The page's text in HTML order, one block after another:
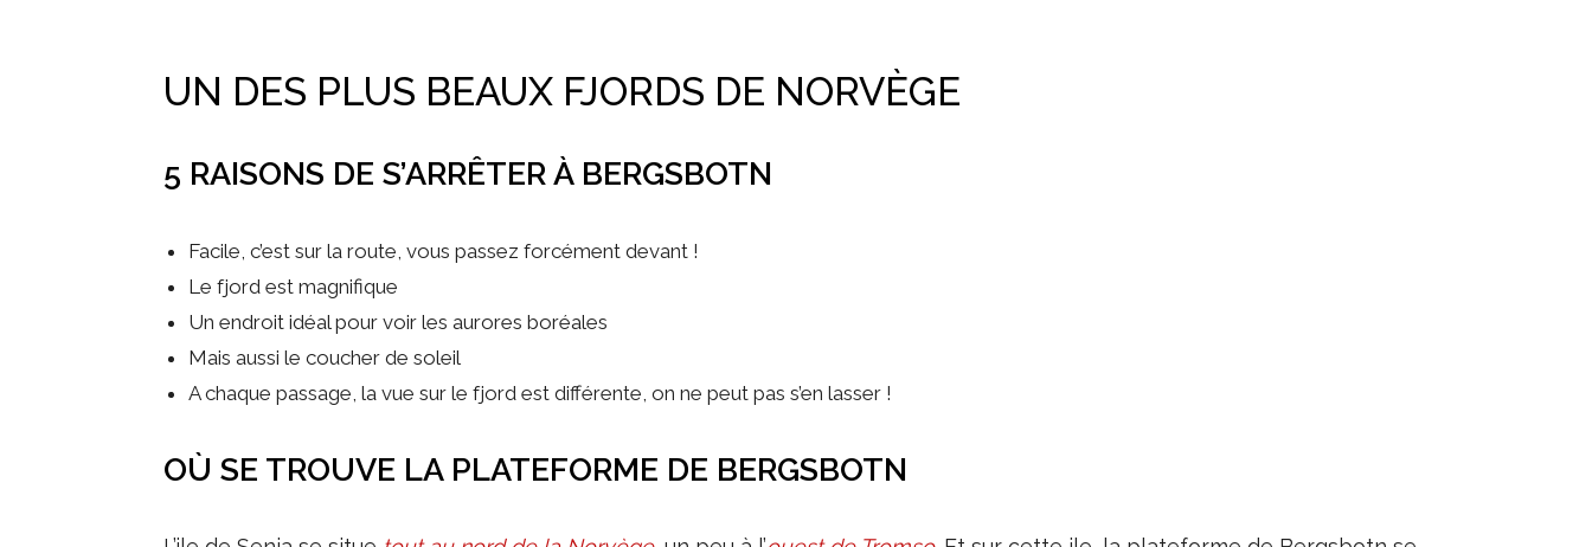
UN DES PLUS BEAUX FJORDS DE NORVÈGE
5 RAISONS DE S’ARRÊTER À BERGSBOTN
Facile, c’est sur la route, vous passez forcément devant !
Le fjord est magnifique
Un endroit idéal pour voir les aurores boréales
Mais aussi le coucher de soleil
A chaque passage, la vue sur le fjord est différente, on ne peut pas s’en lasser !
OÙ SE TROUVE LA PLATEFORME DE BERGSBOTN